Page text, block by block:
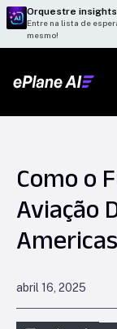
Orquestre
Entre na lista de
mesmo!
Como o
Aviação
abril 16, 2025